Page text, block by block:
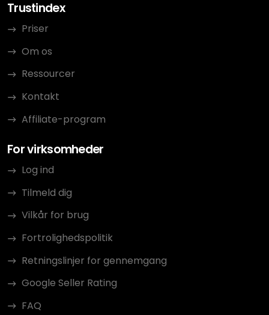
Trustindex
Priser
Om os
Ressourcer
Kontakt
Affiliate-program
For virksomheder
Log ind
Tilmeld dig
Vilkår for brug
Fortrolighedspolitik
Retningslinjer for gennemgang
Google Seller Rating
FAQ